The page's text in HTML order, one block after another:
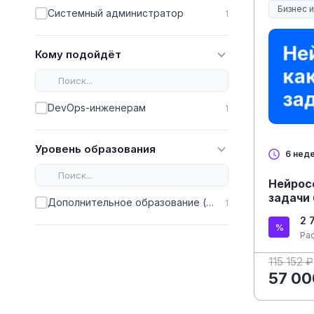
Системный администратор 1
Кому подойдёт
DevOps-инженерам 1
Уровень образования
Дополнительное образование (ДПО) 1
Бизнес
6
задачи
2
115 152 ₽
57